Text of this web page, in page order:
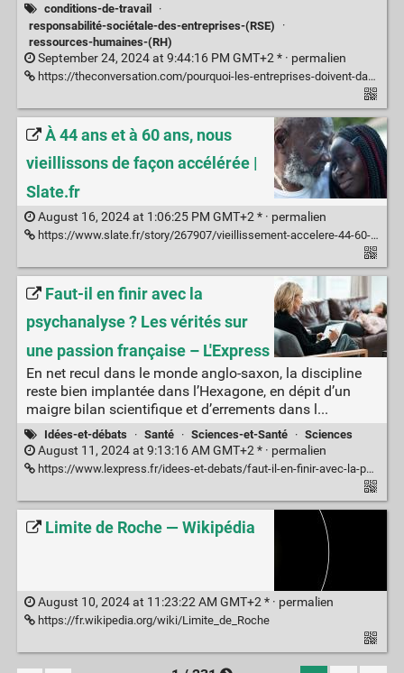
conditions-de-travail
·
responsabilité-sociétale-des-entreprises-(RSE)
·
ressources-humaines-(RH)
September 24, 2024 at 9:44:16 PM GMT+2 * · permalien
https://theconversation.com/pourquoi-les-entreprises-doivent-davantage-sinteresser-au-trouble-de-la-personnalite-borderline-238816
À 44 ans et à 60 ans, nous
vieillissons de façon accélérée |
Slate.fr
August 16, 2024 at 1:06:25 PM GMT+2 * · permalien
https://www.slate.fr/story/267907/vieillissement-accelere-44-60-ans-corps-vagues-molecules-microbes-corps-vieux
Faut-il en finir avec la
psychanalyse ? Les vérités sur
une passion française – L'Express
En net recul dans le monde anglo-saxon, la discipline
reste bien implantée dans l’Hexagone, en dépit d’un
maigre bilan scientifique et d’errements dans l...
Idées-et-débats · Santé · Sciences-et-Santé · Sciences
August 11, 2024 at 9:13:16 AM GMT+2 * · permalien
https://www.lexpress.fr/idees-et-debats/faut-il-en-finir-avec-la-psychanalyse-les-verites-sur-une-passion-francaise-YJ2H4S7THRFUTCFNPSHIDWXSPM/
Limite de Roche — Wikipédia
August 10, 2024 at 11:23:22 AM GMT+2 * · permalien
https://fr.wikipedia.org/wiki/Limite_de_Roche